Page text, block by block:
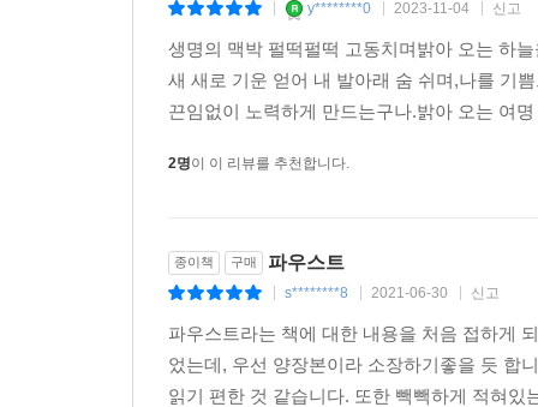
y********0 2023-11-04 신고
생명의 맥박 펄떡펄떡 고동치며밝아 오는 하
새 새로 기운 얻어 내 발아래 숨 쉬며,나를 기
끈임없이 노력하게 만드는구나.밝아 오는 여
2명이 이 리뷰를 추천합니다.
종이책 구매 파우스트
s********8 2021-06-30 신고
파우스트라는 책에 대한 내용을 처음 접하게
었는데, 우선 양장본이라 소장하기좋을 듯 합
읽기 편한 것 같습니다. 또한 빽빽하게 적혀